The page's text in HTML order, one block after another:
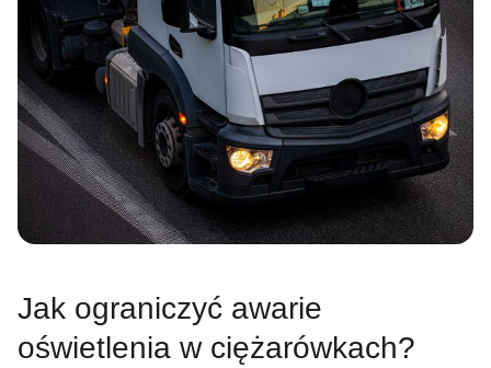
Jak ograniczyć awarie
oświetlenia w ciężarówkach?